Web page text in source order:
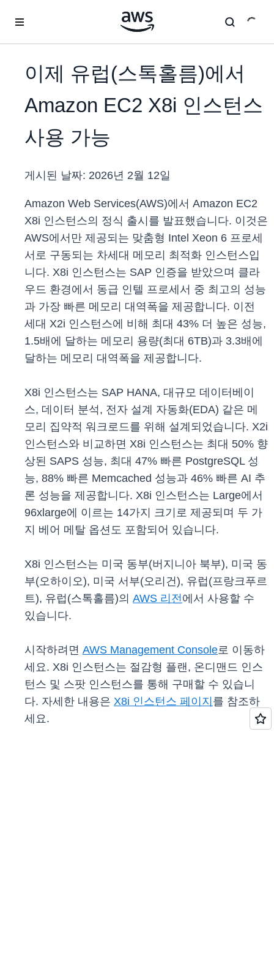
이제 유럽(스톡홀름)에서
Amazon EC2 X8i 인스턴스
사용 가능
게시된 날짜: 2026년 2월 12일
Amazon Web Services(AWS)에서 Amazon EC2
X8i 인스턴스의 정식 출시를 발표했습니다. 이것은
AWS에서만 제공되는 맞춤형 Intel Xeon 6 프로세
서로 구동되는 차세대 메모리 최적화 인스턴스입
니다. X8i 인스턴스는 SAP 인증을 받았으며 클라
우드 환경에서 동급 인텔 프로세서 중 최고의 성능
과 가장 빠른 메모리 대역폭을 제공합니다. 이전
세대 X2i 인스턴스에 비해 최대 43% 더 높은 성능,
1.5배에 달하는 메모리 용량(최대 6TB)과 3.3배에
달하는 메모리 대역폭을 제공합니다.
X8i 인스턴스는 SAP HANA, 대규모 데이터베이
스, 데이터 분석, 전자 설계 자동화(EDA) 같은 메
모리 집약적 워크로드를 위해 설계되었습니다. X2i
인스턴스와 비교하면 X8i 인스턴스는 최대 50% 향
상된 SAPS 성능, 최대 47% 빠른 PostgreSQL 성
능, 88% 빠른 Memcached 성능과 46% 빠른 AI 추
론 성능을 제공합니다. X8i 인스턴스는 Large에서
96xlarge에 이르는 14가지 크기로 제공되며 두 가
지 베어 메탈 옵션도 포함되어 있습니다.
X8i 인스턴스는 미국 동부(버지니아 북부), 미국 동
부(오하이오), 미국 서부(오리건), 유럽(프랑크푸르
트), 유럽(스톡홀름)의 AWS 리전에서 사용할 수
있습니다.
시작하려면 AWS Management Console로 이동하
세요. X8i 인스턴스는 절감형 플랜, 온디맨드 인스
턴스 및 스팟 인스턴스를 통해 구매할 수 있습니
다. 자세한 내용은 X8i 인스턴스 페이지 를 참조하
세요.